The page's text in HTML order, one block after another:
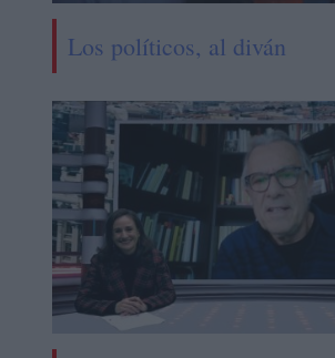
Los políticos, al diván